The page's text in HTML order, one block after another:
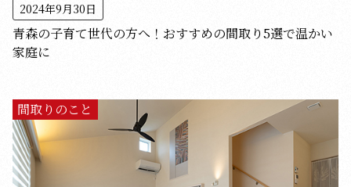
2024年9月30日
青森の子育て世代の方へ！おすすめの間取り5選で温かい
家庭に
間取りのこと